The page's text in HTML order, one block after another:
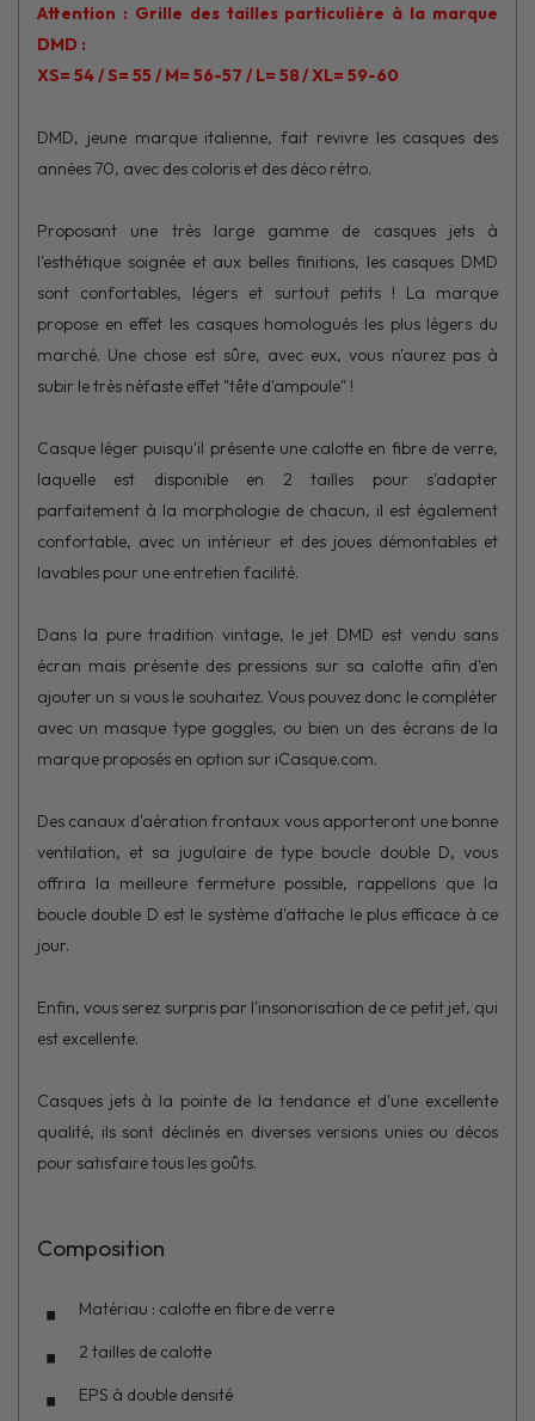
Attention : Grille des tailles particulière à la marque
DMD :
XS= 54 / S= 55 / M= 56-57 / L= 58 / XL= 59-60
DMD, jeune marque italienne, fait revivre les casques des
années 70, avec des coloris et des déco rétro.
Proposant une très large gamme de casques jets à
l'esthétique soignée et aux belles finitions, les casques DMD
sont confortables, légers et surtout petits ! La marque
propose en effet les casques homologués les plus légers du
marché. Une chose est sûre, avec eux, vous n'aurez pas à
subir le très néfaste effet "tête d'ampoule" !
Casque léger puisqu'il présente une calotte en fibre de verre,
laquelle est disponible en 2 tailles pour s'adapter
parfaitement à la morphologie de chacun, il est également
confortable, avec un intérieur et des joues démontables et
lavables pour une entretien facilité.
Dans la pure tradition vintage, le jet DMD est vendu sans
écran mais présente des pressions sur sa calotte afin d'en
ajouter un si vous le souhaitez. Vous pouvez donc le compléter
avec un masque type goggles, ou bien un des écrans de la
marque proposés en option sur iCasque.com.
Des canaux d'aération frontaux vous apporteront une bonne
ventilation, et sa jugulaire de type boucle double D, vous
offrira la meilleure fermeture possible, rappellons que la
boucle double D est le système d'attache le plus efficace à ce
jour.
Enfin, vous serez surpris par l'insonorisation de ce petit jet, qui
est excellente.
Casques jets à la pointe de la tendance et d'une excellente
qualité, ils sont déclinés en diverses versions unies ou décos
pour satisfaire tous les goûts.
Composition
Matériau : calotte en fibre de verre
2 tailles de calotte
EPS à double densité